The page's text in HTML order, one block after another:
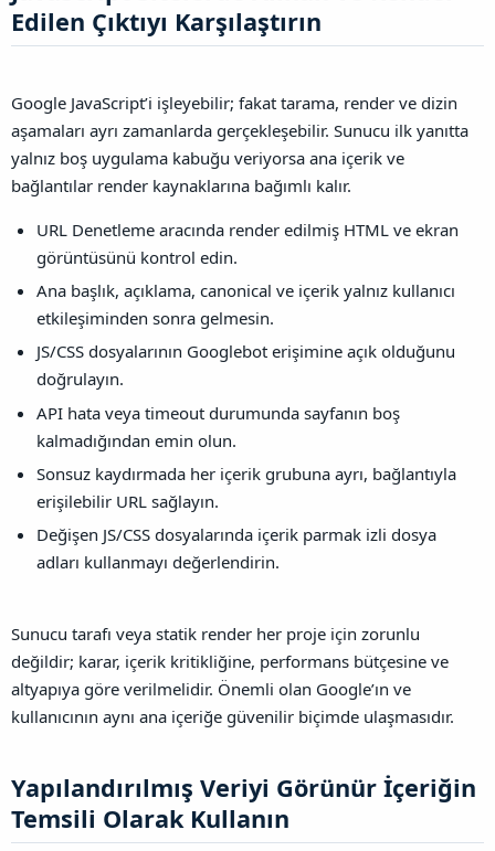
Edilen Çıktıyı Karşılaştırın​
Google JavaScript’i işleyebilir; fakat tarama, render ve dizin
aşamaları ayrı zamanlarda gerçekleşebilir. Sunucu ilk yanıtta
yalnız boş uygulama kabuğu veriyorsa ana içerik ve
bağlantılar render kaynaklarına bağımlı kalır.
URL Denetleme aracında render edilmiş HTML ve ekran
görüntüsünü kontrol edin.
Ana başlık, açıklama, canonical ve içerik yalnız kullanıcı
etkileşiminden sonra gelmesin.
JS/CSS dosyalarının Googlebot erişimine açık olduğunu
doğrulayın.
API hata veya timeout durumunda sayfanın boş
kalmadığından emin olun.
Sonsuz kaydırmada her içerik grubuna ayrı, bağlantıyla
erişilebilir URL sağlayın.
Değişen JS/CSS dosyalarında içerik parmak izli dosya
adları kullanmayı değerlendirin.
Sunucu tarafı veya statik render her proje için zorunlu
değildir; karar, içerik kritikliğine, performans bütçesine ve
altyapıya göre verilmelidir. Önemli olan Google’ın ve
kullanıcının aynı ana içeriğe güvenilir biçimde ulaşmasıdır.
Yapılandırılmış Veriyi Görünür İçeriğin
Temsili Olarak Kullanın​